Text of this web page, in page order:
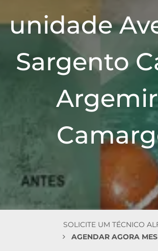
unidade
Sargento
SOLICITE UM TÉCNICO
AGENDAR AGORA